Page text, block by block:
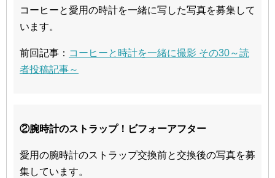
コーヒーと愛用の時計を一緒に写した写真を募集して
います。
前回記事： コーヒーと時計を一緒に撮影 その30～読
者投稿記事～
②腕時計のストラップ！ビフォーアフター
愛用の腕時計のストラップ交換前と交換後の写真を募
集しています。